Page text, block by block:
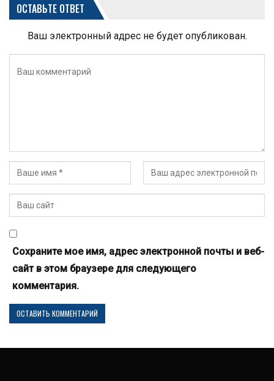
ОСТАВЬТЕ ОТВЕТ
Ваш электронный адрес не будет опубликован.
Сохраните мое имя, адрес электронной почты и веб-
сайт в этом браузере для следующего
комментария.